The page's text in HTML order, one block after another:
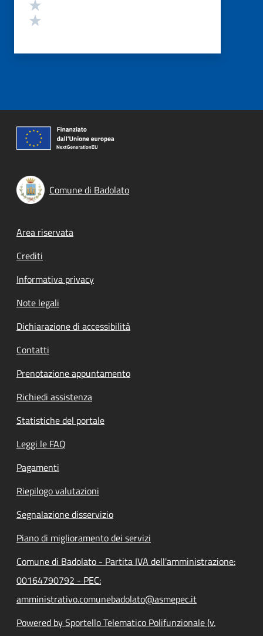
Comune di Badolato
Footer menu
Area riservata
Crediti
Informativa privacy
Note legali
Dichiarazione di accessibilità
Contatti
Prenotazione appuntamento
Richiedi assistenza
Statistiche del portale
Leggi le FAQ
Pagamenti
Riepilogo valutazioni
Segnalazione disservizio
Piano di miglioramento dei servizi
Comune di Badolato - Partita IVA dell'amministrazione:
00164790792 - PEC:
amministrativo.comunebadolato@asmepec.it
Powered by Sportello Telematico Polifunzionale (v.